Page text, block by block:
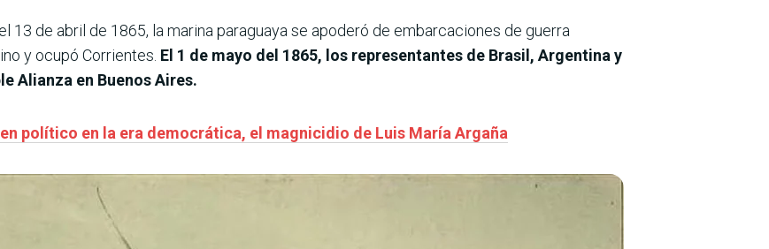
13 de abril de 1865, la marina paraguaya se apoderó de embarcaciones de guerra
y ocupó Corrientes. El 1 de mayo del 1865, los representantes de Brasil, Argentina y
Alianza en Buenos Aires.
político en la era democrática, el magnicidio de Luis María Argaña